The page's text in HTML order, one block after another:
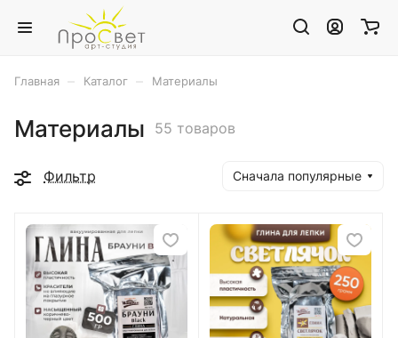
Главная Каталог Материалы
Материалы 55 товаров
Фильтр Сначала популярные